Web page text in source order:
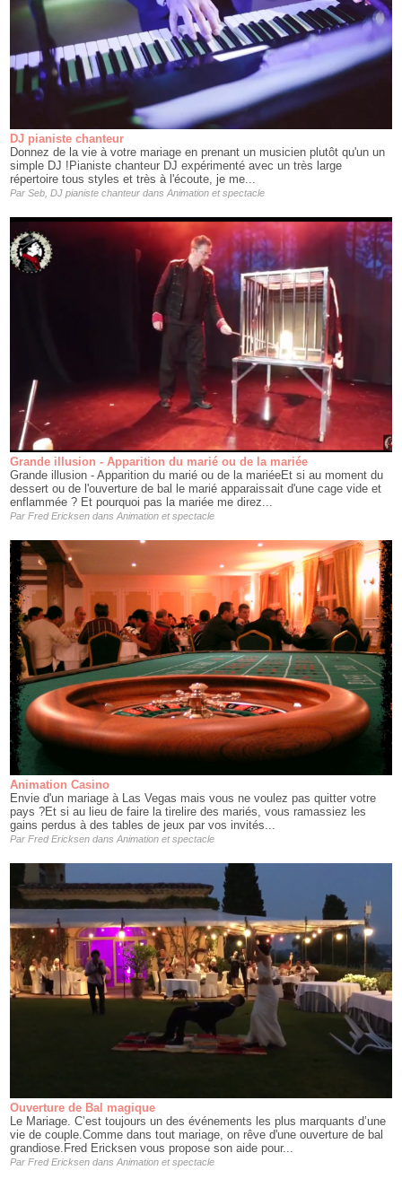
DJ pianiste chanteur
Donnez de la vie à votre mariage en prenant un musicien plutôt qu'un un
simple DJ !Pianiste chanteur DJ expérimenté avec un très large
répertoire tous styles et très à l'écoute, je me...
Par Seb, DJ pianiste chanteurdans Animation et spectacle
Grande illusion - Apparition du marié ou de la mariée
Grande illusion - Apparition du marié ou de la mariéeEt si au moment du
dessert ou de l'ouverture de bal le marié apparaissait d'une cage vide et
enflammée ? Et pourquoi pas la mariée me direz...
Par Fred Ericksendans Animation et spectacle
Animation Casino
Envie d'un mariage à Las Vegas mais vous ne voulez pas quitter votre
pays ?Et si au lieu de faire la tirelire des mariés, vous ramassiez les
gains perdus à des tables de jeux par vos invités...
Par Fred Ericksendans Animation et spectacle
Ouverture de Bal magique
Le Mariage. C’est toujours un des événements les plus marquants d’une
vie de couple.Comme dans tout mariage, on rêve d'une ouverture de bal
grandiose.Fred Ericksen vous propose son aide pour...
Par Fred Ericksendans Animation et spectacle